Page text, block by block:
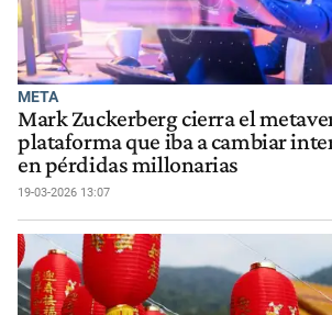
META
Mark Zuckerberg cierra el
plataforma que iba a cambiar
en pérdidas millonarias
19-03-2026 13:07